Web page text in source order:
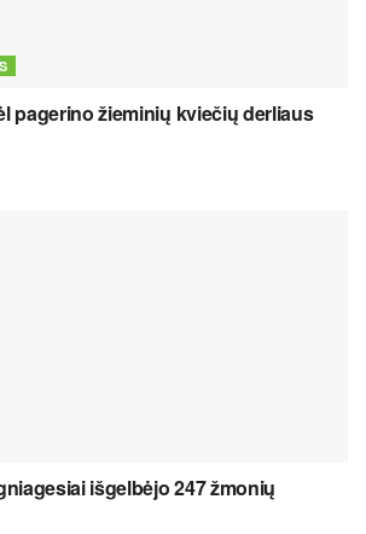
pagerino žieminių kviečių derliaus
išgelbėjo 247 žmonių